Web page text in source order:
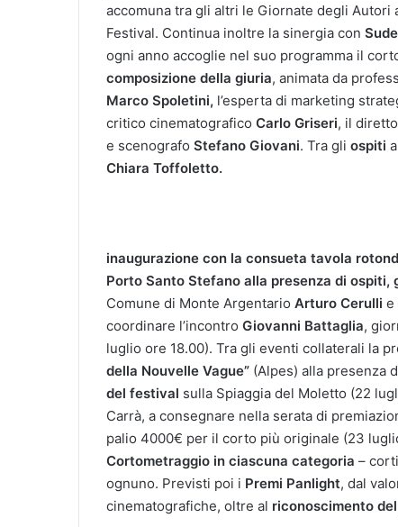
accomuna tra gli altri le Giornate degli Autori
Festival. Continua inoltre la sinergia con
ogni anno accoglie nel suo programma il
composizione della giuria, animata da
Marco Spoletini, l’esperta di marketing
critico cinematografico Carlo Griseri, il
e scenografo Stefano Giovani. Tra gli ospiti
Chiara Toffoletto.
inaugurazione con la consueta tavola
Porto Santo Stefano alla presenza di ospiti,
Comune di Monte Argentario Arturo Cerulli e
coordinare l’incontro Giovanni Battaglia,
luglio ore 18.00). Tra gli eventi collaterali la
della Nouvelle Vague” (Alpes) alla presenza
del festival sulla Spiaggia del Moletto (22
Carrà, a consegnare nella serata di
palio 4000€ per il corto più originale (23
Cortometraggio in ciascuna categoria –
ognuno. Previsti poi i Premi Panlight, dal
cinematografiche, oltre al riconoscimento